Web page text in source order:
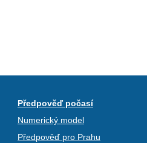
Předpověď počasí
Numerický model
Předpověď pro Prahu